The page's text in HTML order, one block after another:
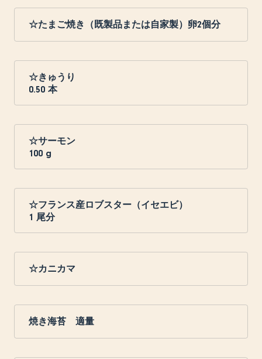
☆たまご焼き（既製品または自家製）卵2個分
☆きゅうり
0.50 本
☆サーモン
100 g
☆フランス産ロブスター（イセエビ）
1 尾分
☆カニカマ
焼き海苔 適量